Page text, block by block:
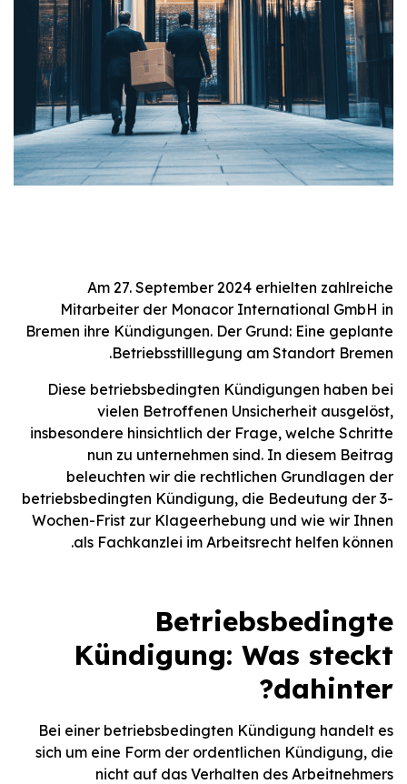
Am 27. September 2024 erhielten zahlreiche
Mitarbeiter der Monacor International GmbH in
Bremen ihre Kündigungen. Der Grund: Eine geplante
Betriebsstilllegung am Standort Bremen.
Diese betriebsbedingten Kündigungen haben bei
vielen Betroffenen Unsicherheit ausgelöst,
insbesondere hinsichtlich der Frage, welche Schritte
nun zu unternehmen sind. In diesem Beitrag
beleuchten wir die rechtlichen Grundlagen der
betriebsbedingten Kündigung, die Bedeutung der 3-
Wochen-Frist zur Klageerhebung und wie wir Ihnen
als Fachkanzlei im Arbeitsrecht helfen können.
Betriebsbedingte
Kündigung: Was steckt
dahinter?
Bei einer betriebsbedingten Kündigung handelt es
sich um eine Form der ordentlichen Kündigung, die
nicht auf das Verhalten des Arbeitnehmers